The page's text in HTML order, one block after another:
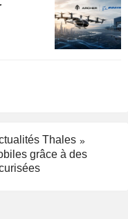
Thales
grâce à des